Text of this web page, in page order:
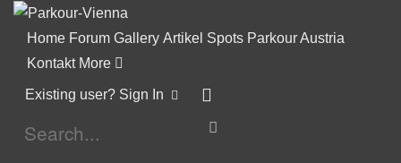
Home Forum Gallery Artikel Spots Parkour Austria
Kontakt More
Existing user? Sign In